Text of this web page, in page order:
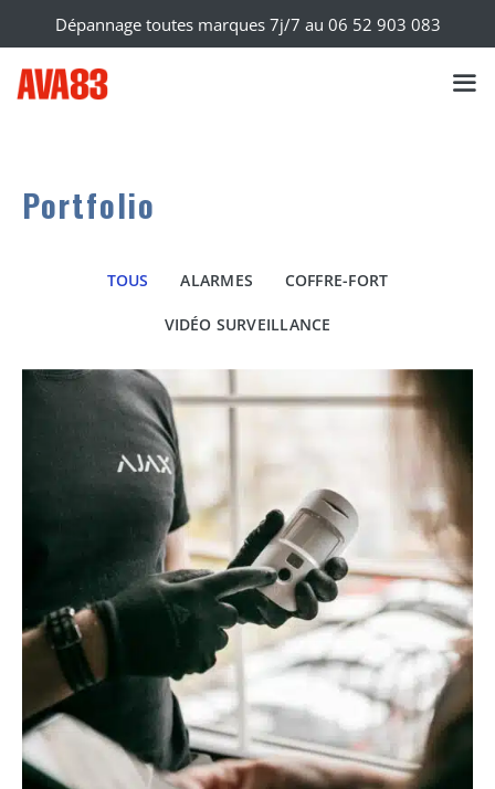
Dépannage toutes marques 7j/7 au 06 52 903 083
Portfolio
TOUS ALARMES COFFRE-FORT
VIDÉO SURVEILLANCE